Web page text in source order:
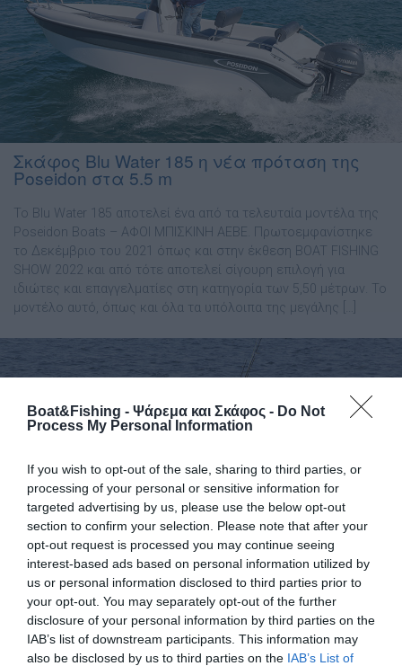
Boat&Fishing - Ψάρεμα και Σκάφος - Do Not
Process My Personal Information
If you wish to opt-out of the sale, sharing to third parties, or
processing of your personal or sensitive information for
targeted advertising by us, please use the below opt-out
section to confirm your selection. Please note that after your
opt-out request is processed you may continue seeing
interest-based ads based on personal information utilized by
us or personal information disclosed to third parties prior to
your opt-out. You may separately opt-out of the further
disclosure of your personal information by third parties on the
IAB’s list of downstream participants. This information may
also be disclosed by us to third parties on the IAB’s List of
Σκάφος Blu Water 185 η νέα πρόταση της
Poseidon στα 5.5 m
Το Blu Water 185 αποτελεί ένα από τα τελευταία μοντέλα της
Poseidon Boats – ΑΦΟΙ ΜΠΙΣΚΙΝΗ ΑΕΒΕ. Πρωτοεμφανίστηκε
το Δεκέμβριο του 2021 όπως και στην έκθεση BOAT FISHING
SHOW 2022 και από τότε αποτελεί σίγουρη επιλογή για
ιδιώτες και επαγγελματίες στη κατηγορία των 5,50 μέτρων. Το
μοντέλο αυτό, όπως και όλα τα υπόλοιπα της μεγάλης […]
TRYGONS EcoRunner 59 Gen2: To
πολυχρηστικό, αξιόπλοο και οικονομικό
σκάφος